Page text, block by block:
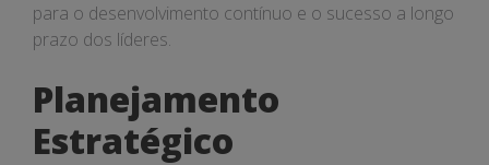
para o desenvolvimento contínuo e o sucesso a longo
prazo dos líderes.
Planejamento
Estratégico